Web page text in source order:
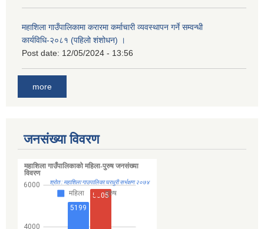
महाशिला गाउँपालिकामा करारमा कर्माचारी व्यवस्थापन गर्ने सम्वन्धी
कार्यविधि-२०८१ (पहिलो शंशोधन) ।
Post date: 12/05/2024 - 13:56
more
जनसंख्या विवरण